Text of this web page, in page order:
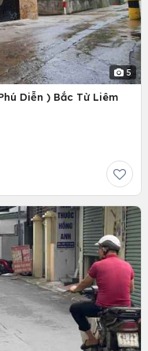
5
Diễn ) Bắc Từ Liêm